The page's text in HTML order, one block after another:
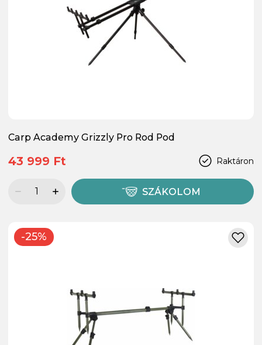
Carp Academy Grizzly Pro Rod Pod
Raktáron
43 999 Ft
SZÁKOLOM
-25%